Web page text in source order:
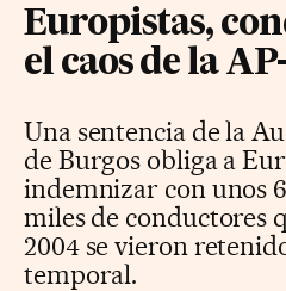
Europistas,
el caos de la
Una sentencia de la
de Burgos obliga a
indemnizar con unos
miles de conductores
2004 se vieron
temporal.